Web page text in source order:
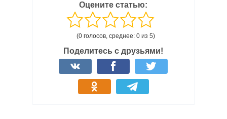
Оцените статью:
(0 голосов, среднее: 0 из 5)
Поделитесь с друзьями!